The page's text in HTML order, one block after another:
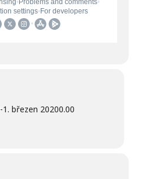
-1. březen 20200.00